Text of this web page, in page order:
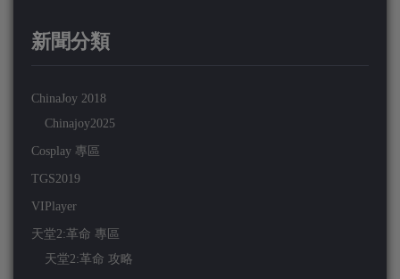
新聞分類
ChinaJoy 2018
Chinajoy2025
Cosplay 專區
TGS2019
VIPlayer
天堂2:革命 專區
天堂2:革命 攻略